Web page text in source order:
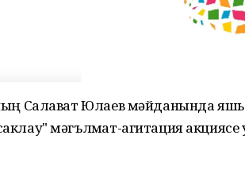
Салават Юлаев мәйданында
мәгълүмат-агитация акциясе